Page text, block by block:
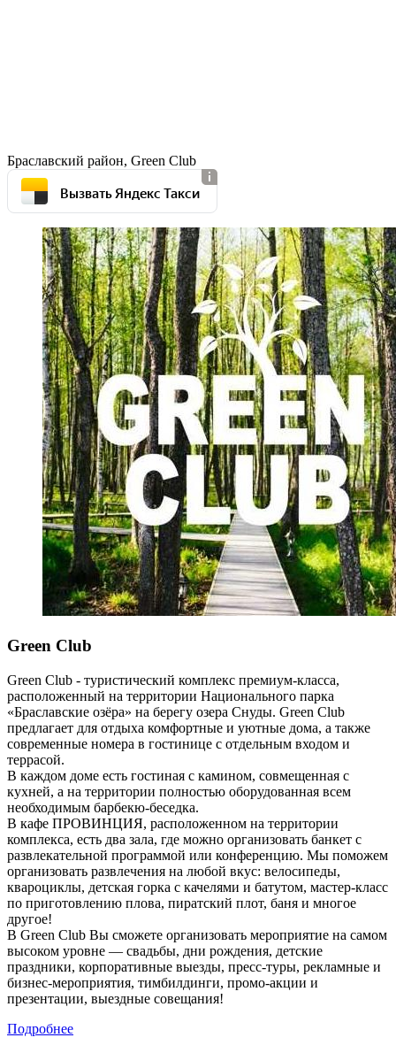
Браславский район, Green Club
Вызвать Яндекс Такси
Green Club
Green Club - туристический комплекс премиум-класса,
расположенный на территории Национального парка
«Браславские озёра» на берегу озера Снуды. Green Club
предлагает для отдыха комфортные и уютные дома, а также
современные номера в гостинице с отдельным входом и
террасой.
В каждом доме есть гостиная с камином, совмещенная с
кухней, а на территории полностью оборудованная всем
необходимым барбекю-беседка.
В кафе ПРОВИНЦИЯ, расположенном на территории
комплекса, есть два зала, где можно организовать банкет с
развлекательной программой или конференцию. Мы поможем
организовать развлечения на любой вкус: велосипеды,
квароциклы, детская горка с качелями и батутом, мастер-класс
по приготовлению плова, пиратский плот, баня и многое
другое!
В Green Club Вы сможете организовать мероприятие на самом
высоком уровне — свадьбы, дни рождения, детские
праздники, корпоративные выезды, пресс-туры, рекламные и
бизнес-мероприятия, тимбилдинги, промо-акции и
презентации, выездные совещания!
Подробнее